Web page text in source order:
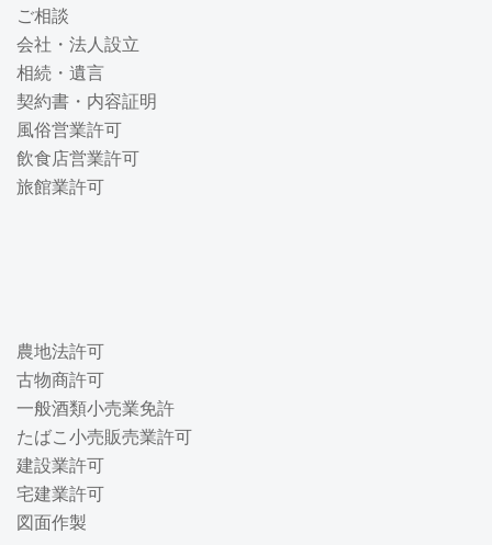
ご相談
会社・法人設立
相続・遺言
契約書・内容証明
風俗営業許可
飲食店営業許可
旅館業許可
農地法許可
古物商許可
一般酒類小売業免許
たばこ小売販売業許可
建設業許可
宅建業許可
図面作製